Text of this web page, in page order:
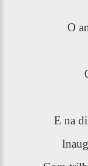
O
E na